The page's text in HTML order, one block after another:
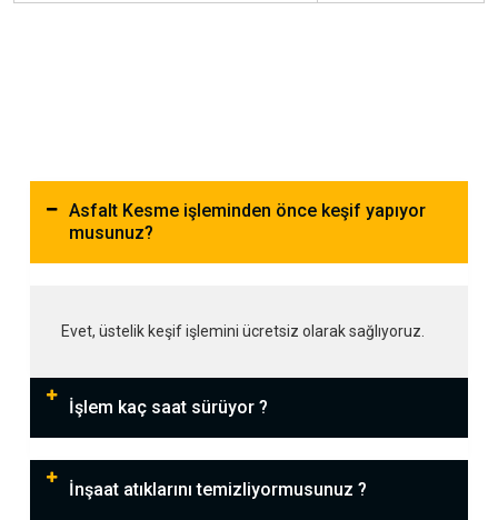
Asfalt Kesme işleminden önce keşif yapıyor
musunuz?
Evet, üstelik keşif işlemini ücretsiz olarak sağlıyoruz.
İşlem kaç saat sürüyor ?
İnşaat atıklarını temizliyormusunuz ?